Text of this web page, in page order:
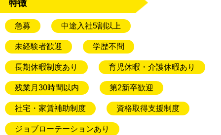
特徴
急募 中途入社5割以上
未経験者歓迎 学歴不問
長期休暇制度あり 育児休暇・介護休暇あり
残業月30時間以内 第2新卒歓迎
社宅・家賃補助制度 資格取得支援制度
ジョブローテーションあり